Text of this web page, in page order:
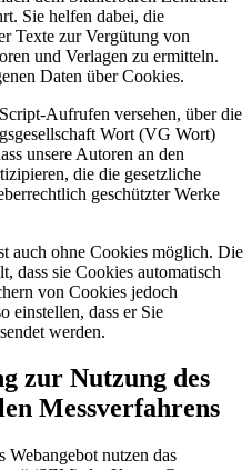
Sie helfen dabei, die
Texte zur Vergütung von
und Verlagen zu ermitteln.
Daten über Cookies.
Aufrufen versehen, über die
Wort (VG Wort)
unsere Autoren an den
die die gesetzliche
geschützter Werke
auch ohne Cookies möglich. Die
dass sie Cookies automatisch
von Cookies jedoch
einstellen, dass er Sie
werden.
zur Nutzung des
Messverfahrens
Webangebot nutzen das